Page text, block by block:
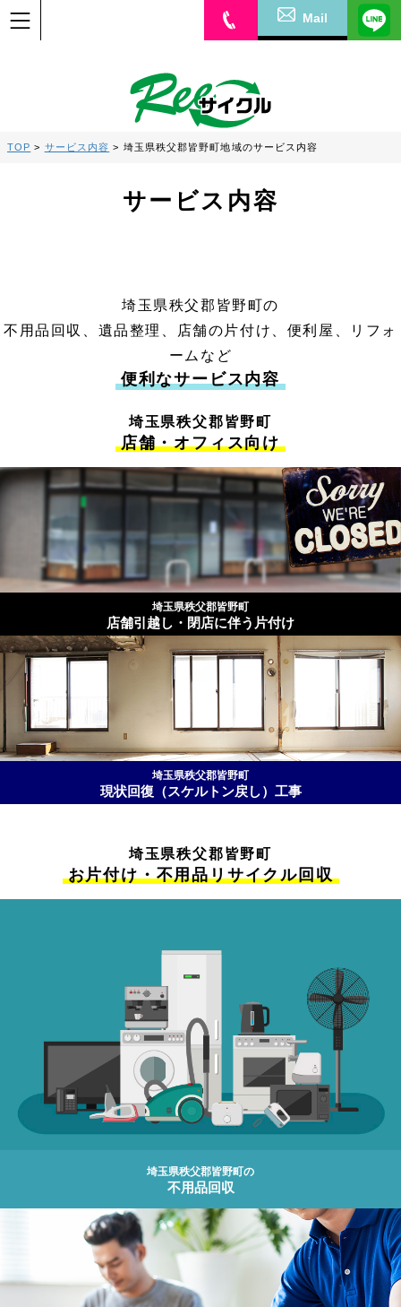
Mail
TOP > サービス内容 > 埼玉県秩父郡皆野町地域のサービス内容
サービス内容
埼玉県秩父郡皆野町の
不用品回収、遺品整理、店舗の片付け、便利屋、リフォ
ームなど
便利なサービス内容
埼玉県秩父郡皆野町
店舗・オフィス向け
埼玉県秩父郡皆野町
店舗引越し・閉店に伴う片付け
埼玉県秩父郡皆野町
現状回復（スケルトン戻し）工事
埼玉県秩父郡皆野町
お片付け・不用品リサイクル回収
埼玉県秩父郡皆野町の
不用品回収